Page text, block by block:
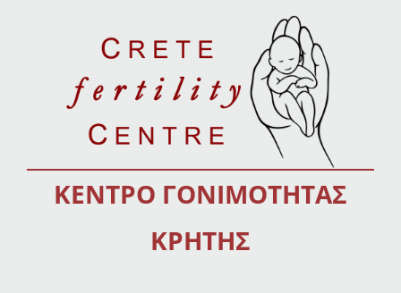
ΚΕΝΤΡΟ ΓΟΝΙΜΟΤΗΤΑΣ
ΚΡΗΤΗΣ